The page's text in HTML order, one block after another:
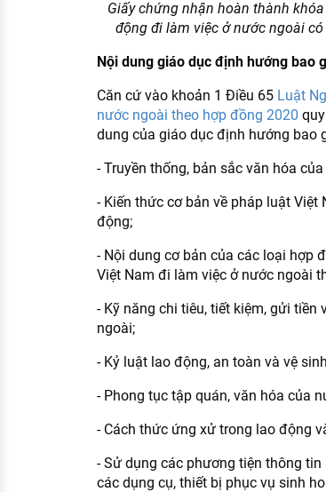
Giấy chứng nhận hoàn thành
động đi làm việc ở nước ngoài
Nội dung giáo dục định hướng bao
Căn cứ vào khoản 1 Điều 65 Luật
nước ngoài theo hợp đồng 2020
dung của giáo dục định hướng bao
- Truyền thống, bản sắc văn hóa
- Kiến thức cơ bản về pháp luật
động;
- Nội dung cơ bản của các loại hợp
Việt Nam đi làm việc ở nước ngoài
- Kỹ năng chi tiêu, tiết kiệm, gửi
ngoài;
- Kỷ luật lao động, an toàn và vệ
- Phong tục tập quán, văn hóa của
- Cách thức ứng xử trong lao động
- Sử dụng các phương tiện thông
các dụng cụ, thiết bị phục vụ sinh